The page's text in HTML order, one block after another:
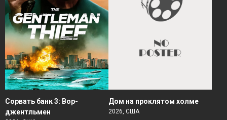
Сорвать банк 3: Вор-
джентльмен
Дом на проклятом холме
2026, США